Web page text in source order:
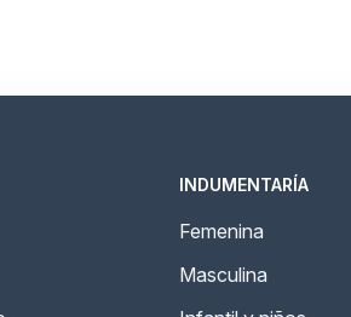
INDUMENTARÍA
Femenina
Masculina